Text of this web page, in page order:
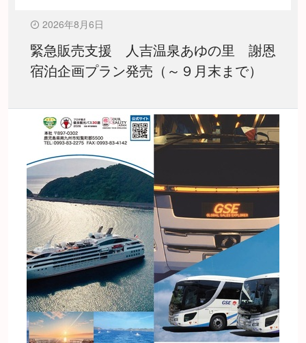
2026年8月6日
緊急販売支援 人吉温泉あゆの里 謝恩
宿泊企画プラン発売（～９月末まで）